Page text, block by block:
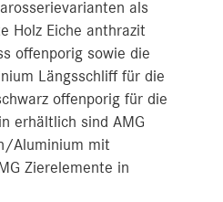
als
Holz Eiche anthrazit
offenporig sowie die
Längsschliff für die
offenporig für die
erhältlich sind AMG
Aluminium mit
Zierelemente in